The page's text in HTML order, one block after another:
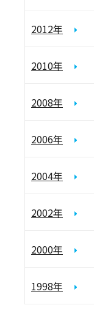
2012年
2010年
2008年
2006年
2004年
2002年
2000年
1998年